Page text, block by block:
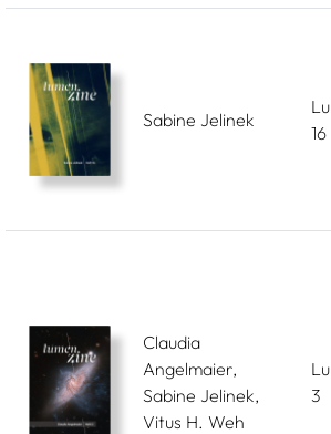
Sabine Jelinek
16
Claudia
Angelmaier,
Sabine Jelinek,
Vitus H. Weh
3